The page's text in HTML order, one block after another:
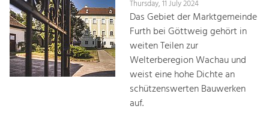
Thursday, 11 July 2024
Das Gebiet der Marktgemeinde
Furth bei Göttweig gehört in
weiten Teilen zur
Welterberegion Wachau und
weist eine hohe Dichte an
schützenswerten Bauwerken
auf.